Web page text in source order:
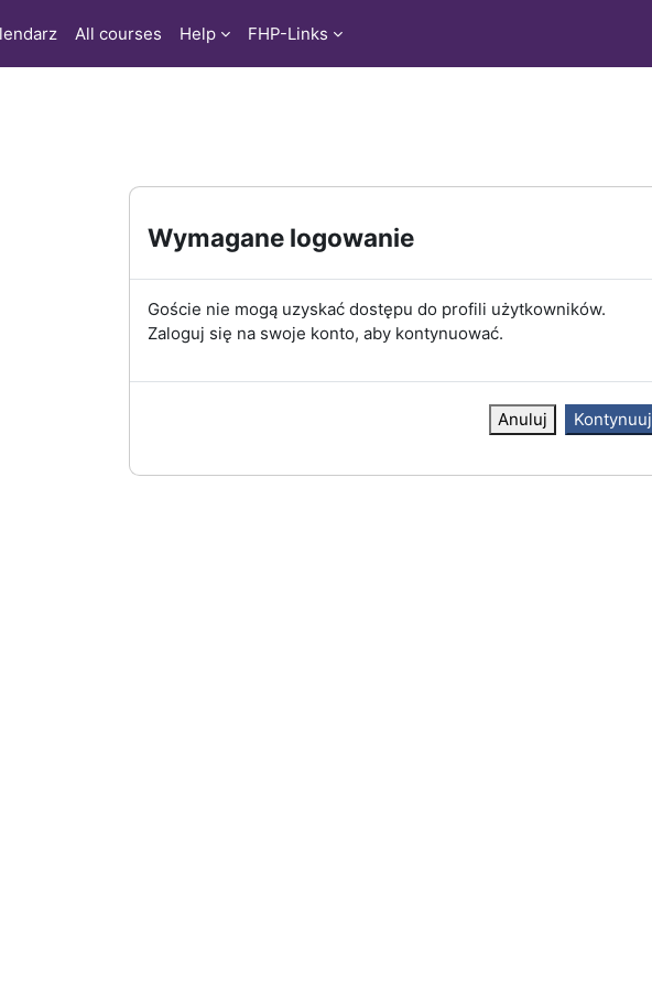
All courses Help FHP-Links
Wymagane logowanie
Goście nie mogą uzyskać dostępu do profili użytkowników.
Zaloguj się na swoje konto, aby kontynuować.
Anuluj Kontynuuj